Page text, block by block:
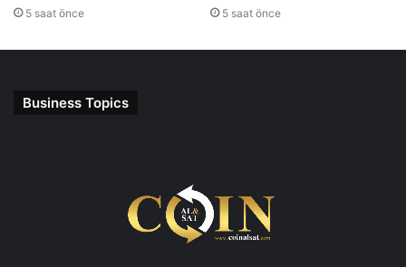
5 saat önce 5 saat önce
Business Topics